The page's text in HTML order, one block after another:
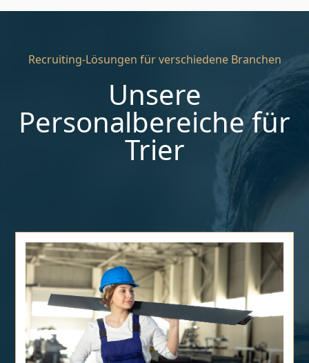
Recruiting-Lösungen für verschiedene Branchen
Unsere
Personalbereiche für
Trier